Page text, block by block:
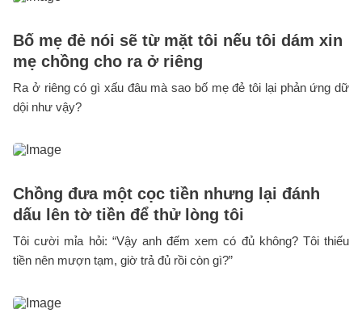
Bố mẹ đẻ nói sẽ từ mặt tôi nếu tôi dám xin
mẹ chồng cho ra ở riêng
Ra ở riêng có gì xấu đâu mà sao bố mẹ đẻ tôi lại phản ứng dữ
dội như vậy?
Chồng đưa một cọc tiền nhưng lại đánh
dấu lên tờ tiền để thử lòng tôi
Tôi cười mỉa hỏi: “Vậy anh đếm xem có đủ không? Tôi thiếu
tiền nên mượn tạm, giờ trả đủ rồi còn gì?”